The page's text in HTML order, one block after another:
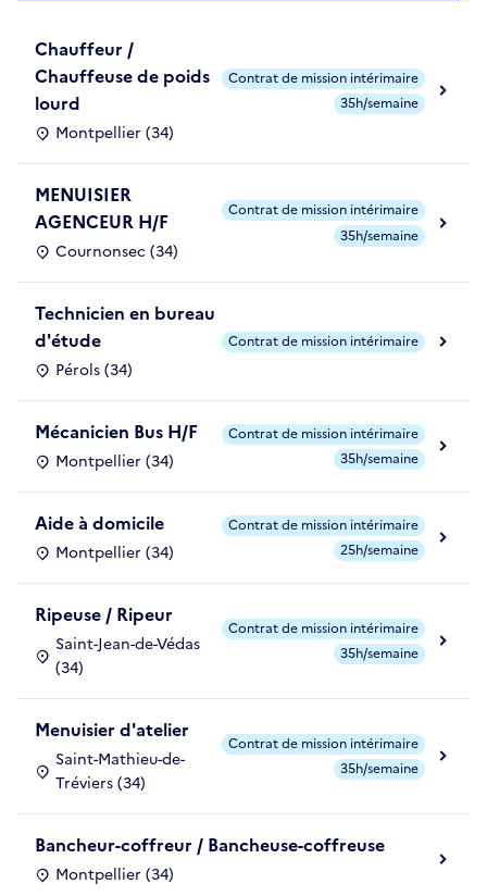
Chauffeur /
Chauffeuse de poids
lourd
Montpellier (34)
Contrat de mission intérimaire
35h/semaine
MENUISIER
AGENCEUR H/F
Cournonsec (34)
Contrat de mission intérimaire
35h/semaine
Technicien en bureau
d'étude
Pérols (34)
Contrat de mission intérimaire
Mécanicien Bus H/F
Montpellier (34)
Contrat de mission intérimaire
35h/semaine
Aide à domicile
Montpellier (34)
Contrat de mission intérimaire
25h/semaine
Ripeuse / Ripeur
Saint-Jean-de-Védas
(34)
Contrat de mission intérimaire
35h/semaine
Menuisier d'atelier
Saint-Mathieu-de-
Tréviers (34)
Contrat de mission intérimaire
35h/semaine
Bancheur-coffreur / Bancheuse-coffreuse
Montpellier (34)